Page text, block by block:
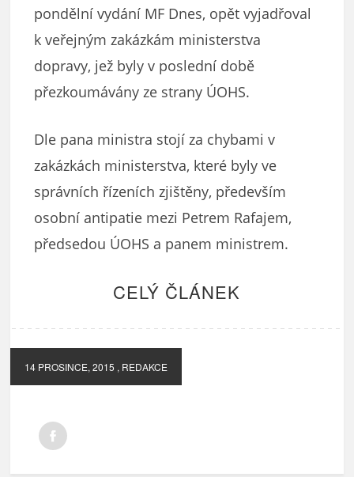
pondělní vydání MF Dnes, opět vyjadřoval
k veřejným zakázkám ministerstva
dopravy, jež byly v poslední době
přezkoumávány ze strany ÚOHS.
Dle pana ministra stojí za chybami v
zakázkách ministerstva, které byly ve
správních řízeních zjištěny, především
osobní antipatie mezi Petrem Rafajem,
předsedou ÚOHS a panem ministrem.
CELÝ ČLÁNEK
14 PROSINCE, 2015 , REDAKCE